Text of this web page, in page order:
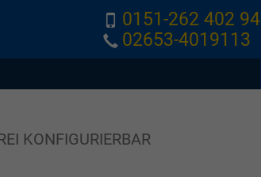
0151-262 402 94
02653-4019113
KONFIGURIERBAR